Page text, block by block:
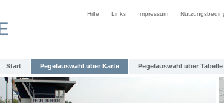
Hilfe Links Impressum
Start Pegelauswahl über Karte Pegelauswahl über Tabelle